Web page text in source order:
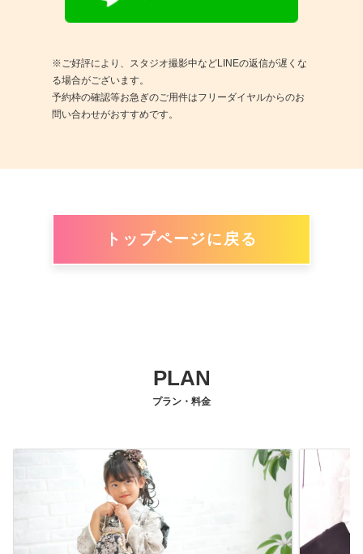
※ご好評により、スタジオ撮影中などLINEの返信が遅くな
る場合がございます。
予約枠の確認等お急ぎのご用件はフリーダイヤルからのお
問い合わせがおすすめです。
トップページに戻る
PLAN
プラン・料金